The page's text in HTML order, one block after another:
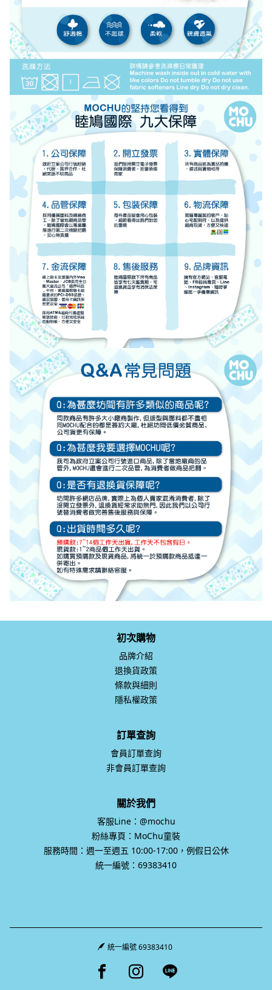
初次購物
品牌介紹
退換貨政策
條款與細則
隱私權政策
訂單查詢
會員訂單查詢
非會員訂單查詢
關於我們
客服Line：@mochu
粉絲專頁：MoChu童裝
服務時間：週一至週五 10:00-17:00，例假日公休
統一編號：69383410
統一編號 69383410
Facebook page
Instagram page
Line page